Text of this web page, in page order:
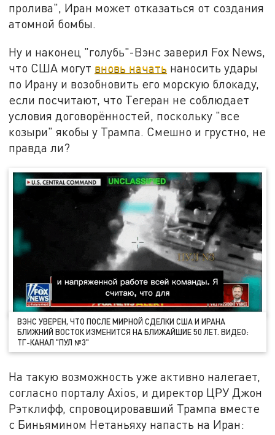
пролива", Иран может отказаться от создания
атомной бомбы.
Ну и наконец "голубь"-Вэнс заверил Fox News,
что США могут вновь начать наносить удары
по Ирану и возобновить его морскую блокаду,
если посчитают, что Тегеран не соблюдает
условия договорённостей, поскольку "все
козыри" якобы у Трампа. Смешно и грустно, не
правда ли?
ВЭНС УВЕРЕН, ЧТО ПОСЛЕ МИРНОЙ СДЕЛКИ США И ИРАНА
БЛИЖНИЙ ВОСТОК ИЗМЕНИТСЯ НА БЛИЖАЙШИЕ 50 ЛЕТ. ВИДЕО:
ТГ-КАНАЛ "ПУЛ №3"
На такую возможность уже активно налегает,
согласно порталу Axios, и директор ЦРУ Джон
Рэтклифф, спровоцировавший Трампа вместе
с Биньямином Нетаньяху напасть на Иран: